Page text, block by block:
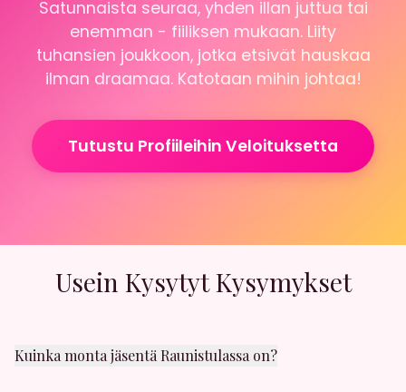
Satunnaista seuraa, yhden illan juttua tai
enemman - fiiliksen mukaan. Liity
tuhansien joukkoon, jotka etsivät hauskaa
ilman draamaa. Katotaan mihin johtaa!
Tutustu Profiileihin Veloituksetta
Usein Kysytyt Kysymykset
Kuinka monta jäsentä Raunistulassa on?